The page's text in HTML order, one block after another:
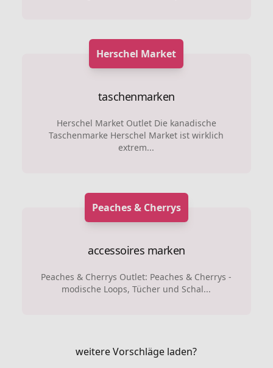
Herschel Market
taschenmarken
Herschel Market Outlet Die kanadische
Taschenmarke Herschel Market ist wirklich
extrem...
Peaches & Cherrys
accessoires marken
Peaches & Cherrys Outlet: Peaches & Cherrys -
modische Loops, Tücher und Schal...
weitere Vorschläge laden?